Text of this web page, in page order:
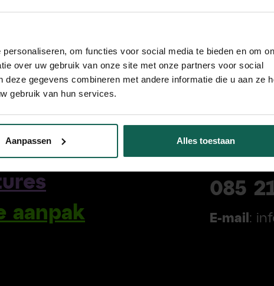
om functies voor social media te bieden en om
over uw gebruik van onze site met onze partners voor social
gegevens combineren met andere informatie die u aan ze
gebruik van hun services.
Aanpassen Alles toestaan
aanpak
085
E-mail :